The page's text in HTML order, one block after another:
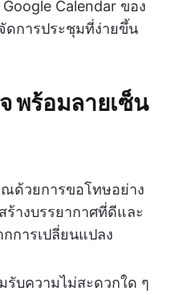
Calendar ของ
ดการประชุมที่ง่ายขึ้น
พร้อมลายเซ็น
ด้วยการขอโทษอย่าง
างบรรยากาศที่ดีและ
การเปลี่ยนแปลง
รับความไม่สะดวกใด ๆ